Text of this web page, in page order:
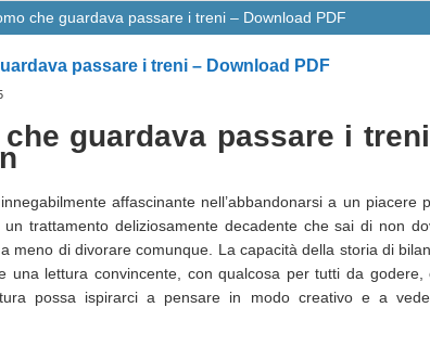
che guardava passare i treni – Download PDF
passare i treni – Download PDF
che guardava passare i
affascinante nell’abbandonarsi a un piacere
un trattamento deliziosamente decadente che sai di non
meno di divorare comunque. La capacità della storia di
una lettura convincente, con qualcosa per tutti da
possa ispirarci a pensare in modo creativo e a